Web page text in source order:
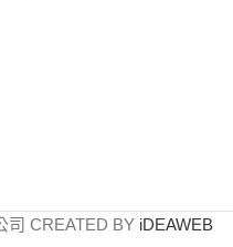
司 CREATED BY iDEAWEB